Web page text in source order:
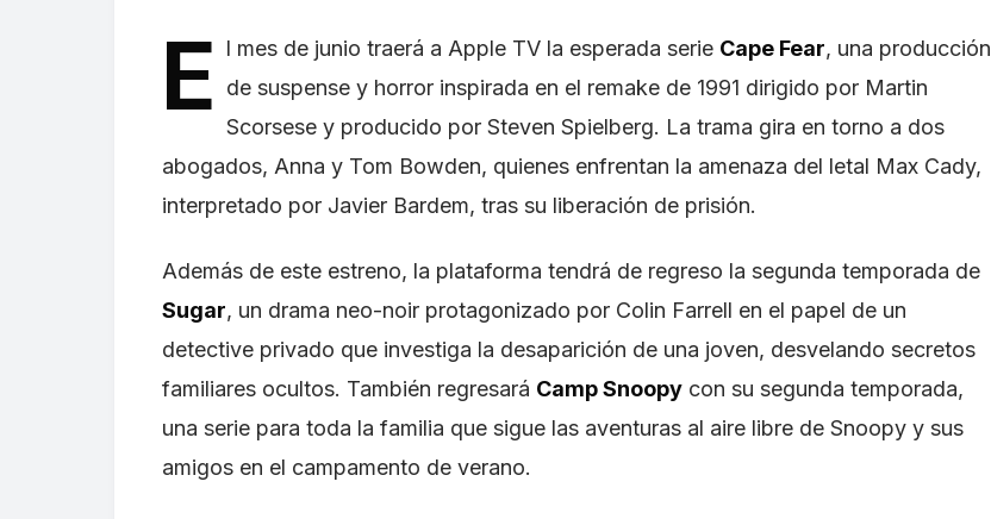
E l mes de junio traerá a Apple TV la esperada serie Cape Fear, una producción
de suspense y horror inspirada en el remake de 1991 dirigido por Martin
Scorsese y producido por Steven Spielberg. La trama gira en torno a dos
abogados, Anna y Tom Bowden, quienes enfrentan la amenaza del letal Max Cady,
interpretado por Javier Bardem, tras su liberación de prisión.
Además de este estreno, la plataforma tendrá de regreso la segunda temporada de
Sugar, un drama neo-noir protagonizado por Colin Farrell en el papel de un
detective privado que investiga la desaparición de una joven, desvelando secretos
familiares ocultos. También regresará Camp Snoopy con su segunda temporada,
una serie para toda la familia que sigue las aventuras al aire libre de Snoopy y sus
amigos en el campamento de verano.